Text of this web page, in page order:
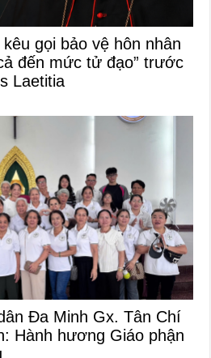
gọi bảo vệ hôn nhân
đến mức tử đạo” trước
Laetitia
Đa Minh Gx. Tân Chí
Hành hương Giáo phận